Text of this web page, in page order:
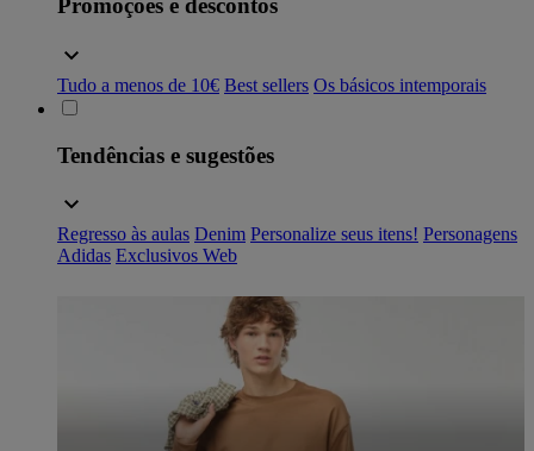
Promoções e descontos
Tudo a menos de 10€ Best sellers Os básicos intemporais
Tendências e sugestões
Regresso às aulas Denim Personalize seus itens! Personagens
Adidas Exclusivos Web